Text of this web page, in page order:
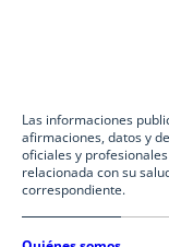
Las informaciones
afirmaciones, datos y
oficiales y
relacionada con su
correspondiente.